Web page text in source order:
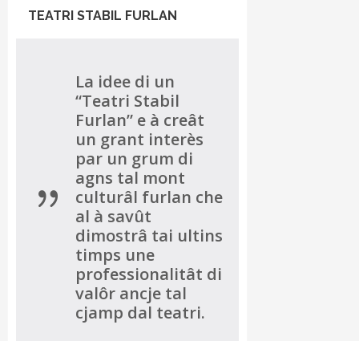
TEATRI STABIL FURLAN
La idee di un
“Teatri Stabil
Furlan” e à creât
un grant interès
par un grum di
agns tal mont
culturâl furlan che
al à savût
dimostrâ tai ultins
timps une
professionalitât di
valôr ancje tal
cjamp dal teatri.